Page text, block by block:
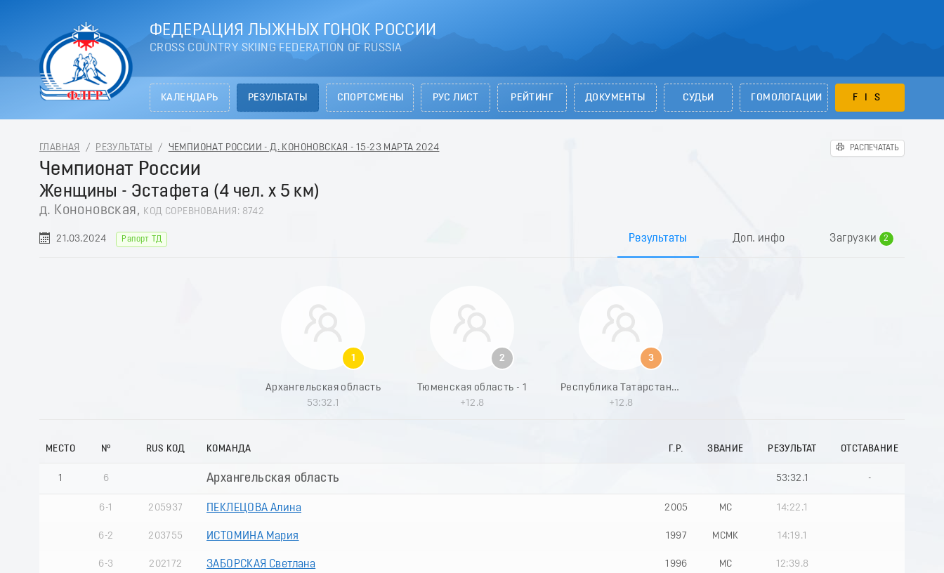
ФЕДЕРАЦИЯ ЛЫЖНЫХ ГОНОК РОССИИ
CROSS COUNTRY SKIING FEDERATION OF RUSSIA
КАЛЕНДАРЬ РЕЗУЛЬТАТЫ СПОРТСМЕНЫ РУС ЛИСТ РЕЙТИНГ ДОКУМЕНТЫ СУДЬИ ГОМОЛОГАЦИИ FIS
ГЛАВНАЯ / РЕЗУЛЬТАТЫ / ЧЕМПИОНАТ РОССИИ - Д. КОНОНОВСКАЯ - 15-23 МАРТА 2024 РАСПЕЧАТАТЬ
Чемпионат России
Женщины - Эстафета (4 чел. х 5 км)
д. Кононовская, КОД СОРЕВНОВАНИЯ: 8742
21.03.2024 Рапорт ТД Результаты Доп. инфо Загрузки
2
7
1
Архангельская область
53:32.1
2
Тюменская область - 1
+12.8
3
Республика Татарстан (Татарстан) - 1
+12.8
МЕСТО № RUS КОД КОМАНДА Г.Р. ЗВАНИЕ РЕЗУЛЬТАТ ОТСТАВАНИЕ
1 6 Архангельская область 53:32.1 -
6-1 205937 ПЕКЛЕЦОВА Алина 2005 МС 14:22.1
6-2 203755 ИСТОМИНА Мария 1997 МСМК 14:19.1
6-3 202172 ЗАБОРСКАЯ Светлана 1996 МС 12:39.8